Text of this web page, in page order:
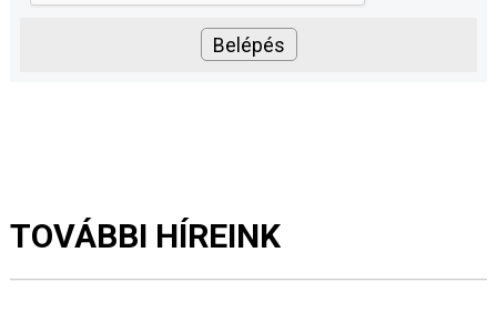
TOVÁBBI HÍREINK